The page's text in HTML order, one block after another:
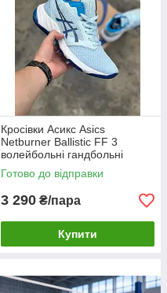
Кросівки Асикс Asics
Netburner Ballistic FF 3
волейбольні гандбольні
Готово до відправки
3 290 ₴/пара
Купити